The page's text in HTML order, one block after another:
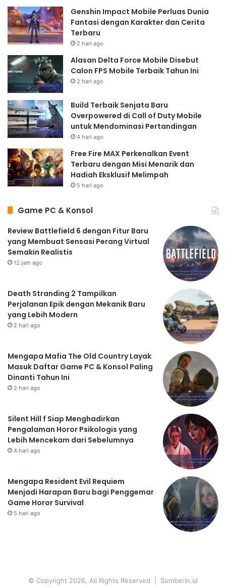
Genshin Impact Mobile Perluas Dunia
Fantasi dengan Karakter dan Cerita
Terbaru
2 hari ago
Alasan Delta Force Mobile Disebut
Calon FPS Mobile Terbaik Tahun Ini
2 hari ago
Build Terbaik Senjata Baru
Overpowered di Call of Duty Mobile
untuk Mendominasi Pertandingan
4 hari ago
Free Fire MAX Perkenalkan Event
Terbaru dengan Misi Menarik dan
Hadiah Eksklusif Melimpah
5 hari ago
Game PC & Konsol
Review Battlefield 6 dengan Fitur Baru
yang Membuat Sensasi Perang Virtual
Semakin Realistis
12 jam ago
Death Stranding 2 Tampilkan
Perjalanan Epik dengan Mekanik Baru
yang Lebih Modern
2 hari ago
Mengapa Mafia The Old Country Layak
Masuk Daftar Game PC & Konsol Paling
Dinanti Tahun Ini
2 hari ago
Silent Hill f Siap Menghadirkan
Pengalaman Horor Psikologis yang
Lebih Mencekam dari Sebelumnya
4 hari ago
Mengapa Resident Evil Requiem
Menjadi Harapan Baru bagi Penggemar
Game Horor Survival
5 hari ago
© Copyright 2026, All Rights Reserved | SumberIn.id